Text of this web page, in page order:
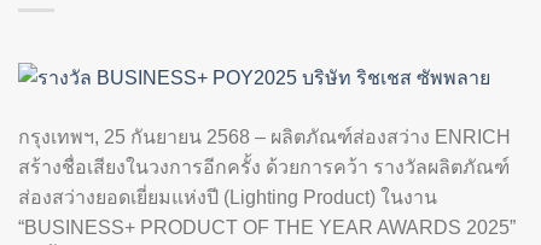
กรุงเทพฯ, 25 กันยายน 2568 – ผลิตภัณฑ์ส่องสว่าง ENRICH
สร้างชื่อเสียงในวงการอีกครั้ง ด้วยการคว้า รางวัลผลิตภัณฑ์
ส่องสว่างยอดเยี่ยมแห่งปี (Lighting Product) ในงาน
“BUSINESS+ PRODUCT OF THE YEAR AWARDS 2025”